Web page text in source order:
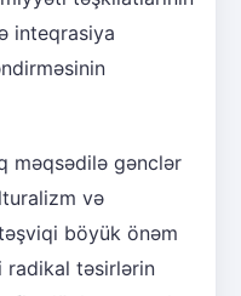
inteqrasiya
məqsədilə gənclər
və
böyük önəm
radikal təsirlərin